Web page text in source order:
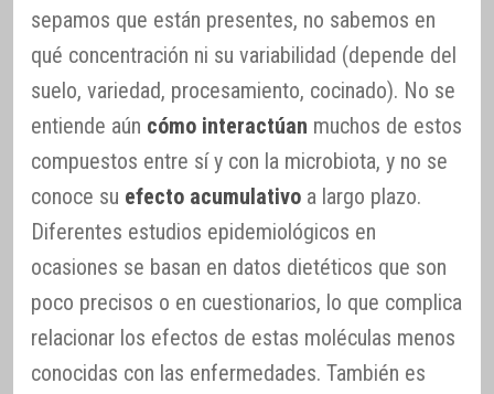
sepamos que están presentes, no sabemos en
qué concentración ni su variabilidad (depende del
suelo, variedad, procesamiento, cocinado). No se
entiende aún cómo interactúan muchos de estos
compuestos entre sí y con la microbiota, y no se
conoce su efecto acumulativo a largo plazo.
Diferentes estudios epidemiológicos en
ocasiones se basan en datos dietéticos que son
poco precisos o en cuestionarios, lo que complica
relacionar los efectos de estas moléculas menos
conocidas con las enfermedades. También es